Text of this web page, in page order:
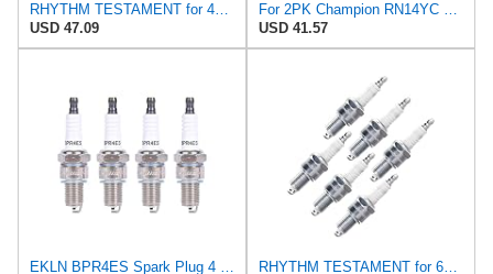
RHYTHM TESTAMENT for 4PK Champion RN14YC Spark Plugs
USD 47.09
For 2PK Champion RN14YC Spark Plugs
USD 41.57
EKLN BPR4ES Spark Plug 4 Pack Replacement for NGK BPR4ES Champion​RN14YC Denso W14EXR-U Compatible RHYTHM TESTAMENT for 6PK Champion RN14YC Spark Plugs